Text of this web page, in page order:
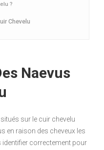
?
Chevelu
Naevus
situés sur le cuir chevelu
en raison des cheveux les
identifier correctement pour